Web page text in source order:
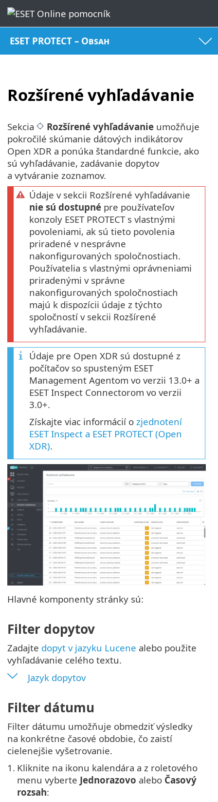
ESET PROTECT – Obsah
Rozšírené vyhľadávanie
Sekcia Rozšírené vyhľadávanie umožňuje
pokročilé skúmanie dátových indikátorov
Open XDR a ponúka štandardné funkcie, ako
sú vyhľadávanie, zadávanie dopytov
a vytváranie zoznamov.
Údaje v sekcii Rozšírené vyhľadávanie
nie sú dostupné pre používateľov
konzoly ESET PROTECT s vlastnými
povoleniami, ak sú tieto povolenia
priradené v nesprávne
nakonfigurovaných spoločnostiach.
Používatelia s vlastnými oprávneniami
priradenými v správne
nakonfigurovaných spoločnostiach
majú k dispozícii údaje z týchto
spoločností v sekcii Rozšírené
vyhľadávanie.
Údaje pre Open XDR sú dostupné z
počítačov so spusteným ESET
Management Agentom vo verzii 13.0+ a
ESET Inspect Connectorom vo verzii
3.0+.
Získajte viac informácií o zjednotení
ESET Inspect a ESET PROTECT (Open
XDR).
Hlavné komponenty stránky sú:
Filter dopytov
Zadajte dopyt v jazyku Lucene alebo použite
vyhľadávanie celého textu.
Jazyk dopytov
Filter dátumu
Filter dátumu umožňuje obmedziť výsledky
na konkrétne časové obdobie, čo zaistí
cielenejšie vyšetrovanie.
1. Kliknite na ikonu kalendára a z roletového
menu vyberte Jednorazovo alebo Časový
rozsah: